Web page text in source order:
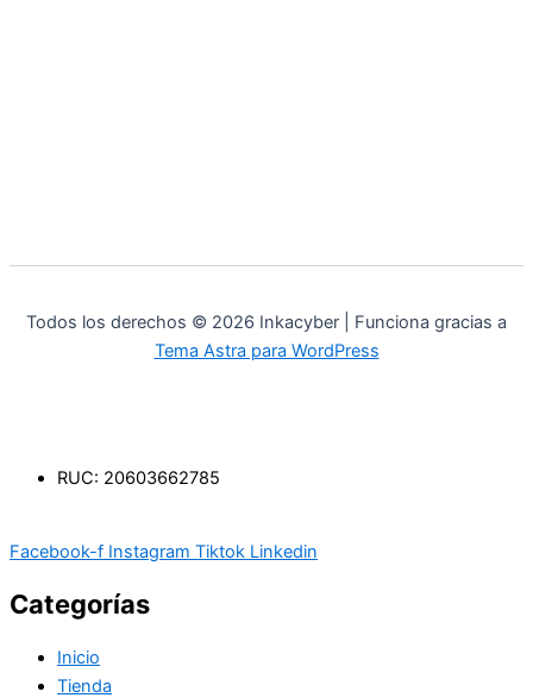
Todos los derechos © 2026 Inkacyber | Funciona gracias a
Tema Astra para WordPress
RUC: 20603662785
Facebook-f Instagram Tiktok Linkedin
Categorías
Inicio
Tienda